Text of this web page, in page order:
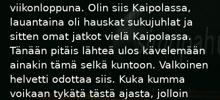
viikonloppuna. Olin siis Kaipolassa,
lauantaina oli hauskat sukujuhlat ja
sitten omat jatkot vielä Kaipolassa.
Tänään pitäis lähteä ulos kävelemään
ainakin tämä selkä kuntoon. Valkoinen
helvetti odottaa siis. Kuka kumma
voikaan tykätä tästä ajasta, jolloin